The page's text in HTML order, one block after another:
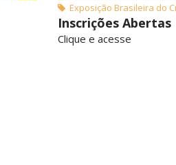
Exposição Brasileira do
Inscrições Abertas
Clique e acesse